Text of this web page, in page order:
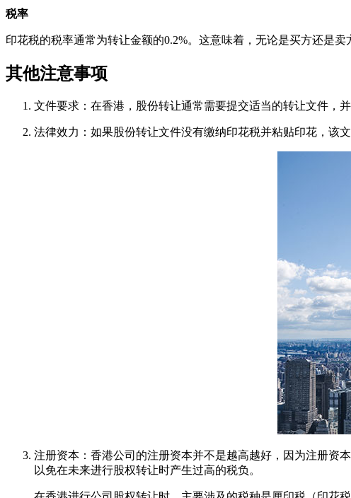
税率
印花税的税率通常为转让金额的0.2%。这意味着，无论是买方还是卖
其他注意事项
文件要求：在香港，股份转让通常需要提交适当的转让文件，
法律效力：如果股份转让文件没有缴纳印花税并粘贴印花，该
注册资本：香港公司的注册资本并不是越高越好，因为注册资
以免在未来进行股权转让时产生过高的税负。